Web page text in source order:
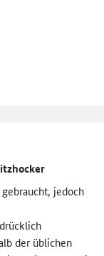
jedoch
der üblichen